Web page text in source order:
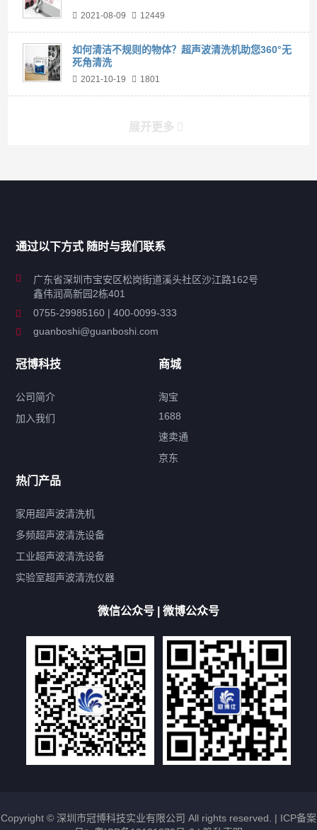
2021-08-09 12449
如何清洁不规则的物体？超声波清洗机助您360°无
死角清洗
2021-10-19 1801
展开更多
工业超声波清洗设备
特种超声波洗净产品
超声波配件
产品标签
鼓泡 升降 抛动
带加热
功率可调
双波脱气
机械旋钮系列
厨具清洗机
超声波振板
高尔夫球杆清洗机
大型单槽带过滤系列
全自动/半自动系列
客户定制非标机参考
双槽三槽四槽五槽多槽系列
轮胎清洗机
多频 扫频
文章标签
超声波清洗机定制
超声波清洗机除油污
超声波清洗机除锈
超声波清洗机洗眼镜
通过以下方式 随时与我们联系
广东省深圳市宝安区松岗街道溪头社区沙江路162号
鑫伟润高新园2栋401
0755-29985160 | 400-0099-333
guanboshi@guanboshi.com
冠博科技
公司简介
加入我们
商城
淘宝
1688
速卖通
京东
热门产品
家用超声波清洗机
多频超声波清洗设备
工业超声波清洗设备
实验室超声波清洗仪器
微信公众号 | 微博公众号
Copyright © 深圳市冠博科技实业有限公司 All rights reserved. | ICP备案